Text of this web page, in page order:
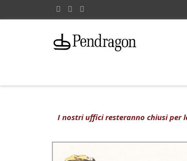
I nostri uffici resteranno chiusi per